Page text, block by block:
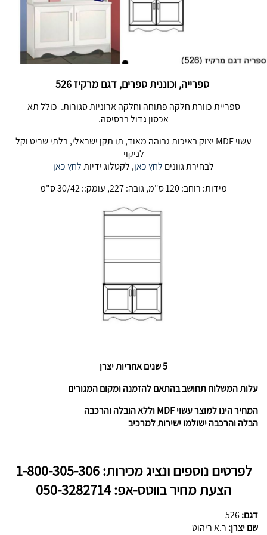
ספרייה, וכוננית ספרים, דגם מרקיז 526
ספריית כוורת חלקה פתוחה וחלקה ארוניות סגורות. כולל תא
אכסון גדול בבסיסה.
עשוי MDF יצוק באיכות גבוהה מאוד, תו תקן ישראלי, בלתי שריט וקל
לניקוי
לבחירת גוונים לחץ כאן, לקטלוג ידיותלחץ כאן
מידות: רוחב: 120 ס"מ, גובה: 227, עומק:: 30/42 ס"מ
5 שנים אחריות יצרן
עלות המשלוח תחושב בהתאם להזמנה ומקום המגורים
המחיר הינו למוצר עשוי MDF וללא הובלה והרכבה
הבלה והרכבה ישולמו ישירות למרכיב
לפרטים נוספים ונציג מכירות: 1-800-305-306
הצעת מחיר בווטס-אפ: 050-3282714
דגם:526
שם יצרן: ר.א ריהוט